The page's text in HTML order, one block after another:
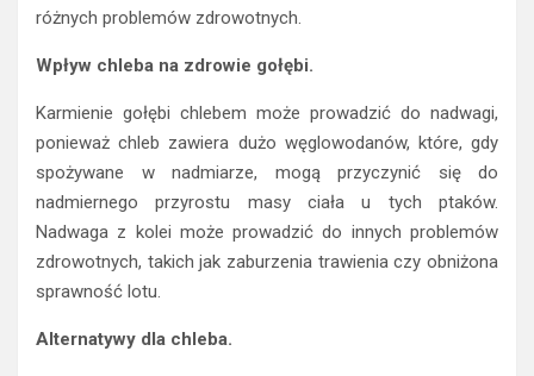
różnych problemów zdrowotnych.
Wpływ chleba na zdrowie gołębi.
Karmienie gołębi chlebem może prowadzić do nadwagi,
ponieważ chleb zawiera dużo węglowodanów, które, gdy
spożywane w nadmiarze, mogą przyczynić się do
nadmiernego przyrostu masy ciała u tych ptaków.
Nadwaga z kolei może prowadzić do innych problemów
zdrowotnych, takich jak zaburzenia trawienia czy obniżona
sprawność lotu.
Alternatywy dla chleba.